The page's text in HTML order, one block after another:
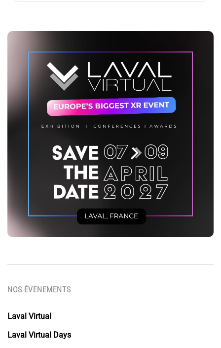
NOS ÉVENEMENTS
Laval Virtual
Laval Virtual Days